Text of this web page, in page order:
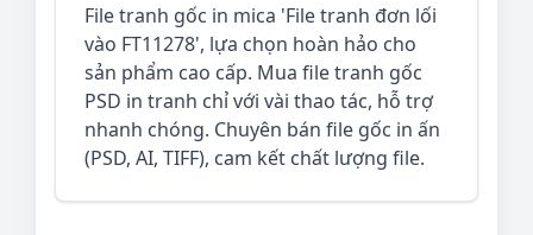
File tranh gốc in mica 'File tranh đơn lối
vào FT11278', lựa chọn hoàn hảo cho
sản phẩm cao cấp. Mua file tranh gốc
PSD in tranh chỉ với vài thao tác, hỗ trợ
nhanh chóng. Chuyên bán file gốc in ấn
(PSD, AI, TIFF), cam kết chất lượng file.